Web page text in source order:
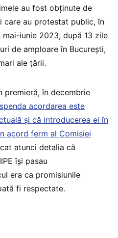
au fost obținute de
care au protestat public, în
iunie 2023, după 13 zile
de amploare în București,
ale țării.
premieră, în decembrie
acordarea este
și că introducerea ei în
acord ferm al Comisiei
atunci detalia că
își pasau
era ca promisiunile
fi respectate.